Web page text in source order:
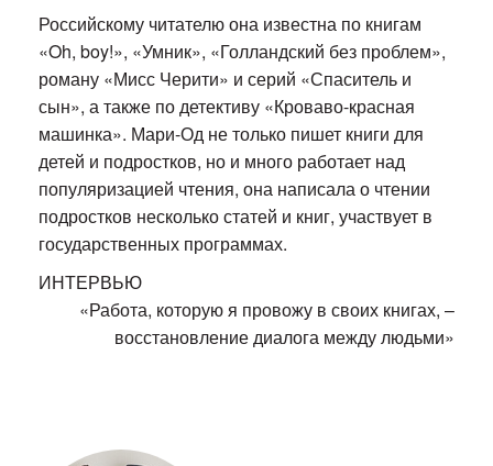
Российскому читателю она известна по книгам
«Oh, boy!», «Умник», «Голландский без проблем»,
роману «Мисс Черити» и серий «Спаситель и
сын», а также по детективу «Кроваво-красная
машинка». Мари-Од не только пишет книги для
детей и подростков, но и много работает над
популяризацией чтения, она написала о чтении
подростков несколько статей и книг, участвует в
государственных программах.
ИНТЕРВЬЮ
«Работа, которую я провожу в своих книгах, –
восстановление диалога между людьми»